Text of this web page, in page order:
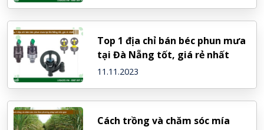
Top 1 địa chỉ bán béc phun mưa
tại Đà Nẵng tốt, giá rẻ nhất
11.11.2023
Cách trồng và chăm sóc mía